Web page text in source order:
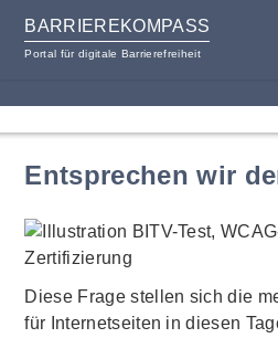
BARRIEREKOMPASS
Portal für digitale Barrierefreiheit
Entsprechen wir
Diese Frage stellen sich die
für Internetseiten in diesen